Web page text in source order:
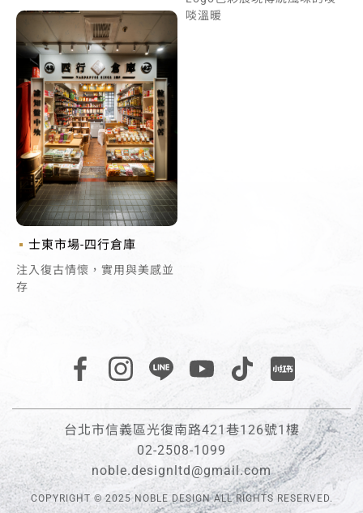
啖溫暖
士東市場-四行倉庫
注入復古情懷，實用與美感並
存
台北市信義區光復南路421巷126號1樓
02-2508-1099
noble.designltd@gmail.com
COPYRIGHT © 2025 NOBLE DESIGN ALL RIGHTS RESERVED.